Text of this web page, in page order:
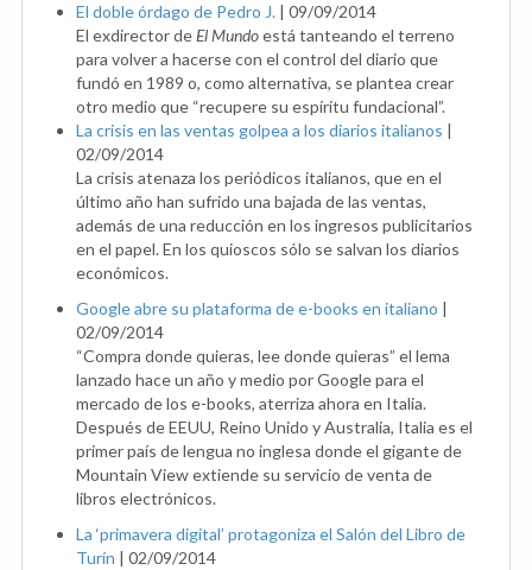
El doble órdago de Pedro J. | 09/09/2014
El exdirector deEl Mundoestá tanteando el terreno
para volver a hacerse con el control del diario que
fundó en 1989 o, como alternativa, se plantea crear
otro medio que “recupere su espíritu fundacional”.
La crisis en las ventas golpea a los diarios italianos |
02/09/2014
La crisis atenaza los periódicos italianos, que en el
último año han sufrido una bajada de las ventas,
además de una reducción en los ingresos publicitarios
en el papel. En los quioscos sólo se salvan los diarios
económicos.
Google abre su plataforma de e-books en italiano |
02/09/2014
“Compra donde quieras, lee donde quieras” el lema
lanzado hace un año y medio por Google para el
mercado de los e-books, aterriza ahora en Italia.
Después de EEUU, Reino Unido y Australia, Italia es el
primer país de lengua no inglesa donde el gigante de
Mountain View extiende su servicio de venta de
libros electrónicos.
La ‘primavera digital’ protagoniza el Salón del Libro de
Turín | 02/09/2014